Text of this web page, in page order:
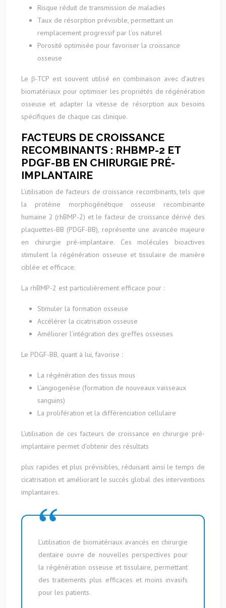
Risque réduit de transmission de maladies
Taux de résorption prévisible, permettant un
remplacement progressif par l’os naturel
Porosité optimisée pour favoriser la croissance
osseuse
Le β-TCP est souvent utilisé en combinaison avec d’autres
biomatériaux pour optimiser les propriétés de régénération
osseuse et adapter la vitesse de résorption aux besoins
spécifiques de chaque cas clinique.
FACTEURS DE CROISSANCE
RECOMBINANTS : RHBMP-2 ET
PDGF-BB EN CHIRURGIE PRÉ-
IMPLANTAIRE
L’utilisation de facteurs de croissance recombinants, tels que
la protéine morphogénétique osseuse recombinante
humaine 2 (rhBMP-2) et le facteur de croissance dérivé des
plaquettes-BB (PDGF-BB), représente une avancée majeure
en chirurgie pré-implantaire. Ces molécules bioactives
stimulent la régénération osseuse et tissulaire de manière
ciblée et efficace.
La rhBMP-2 est particulièrement efficace pour :
Stimuler la formation osseuse
Accélérer la cicatrisation osseuse
Améliorer l’intégration des greffes osseuses
Le PDGF-BB, quant à lui, favorise :
La régénération des tissus mous
L’angiogenèse (formation de nouveaux vaisseaux
sanguins)
La prolifération et la différenciation cellulaire
L’utilisation de ces facteurs de croissance en chirurgie pré-
implantaire permet d’obtenir des résultats
plus rapides et plus prévisibles, réduisant ainsi le temps de
cicatrisation et améliorant le succès global des interventions
implantaires.
L’utilisation de biomatériaux avancés en chirurgie
dentaire ouvre de nouvelles perspectives pour
la régénération osseuse et tissulaire, permettant
des traitements plus efficaces et moins invasifs
pour les patients.